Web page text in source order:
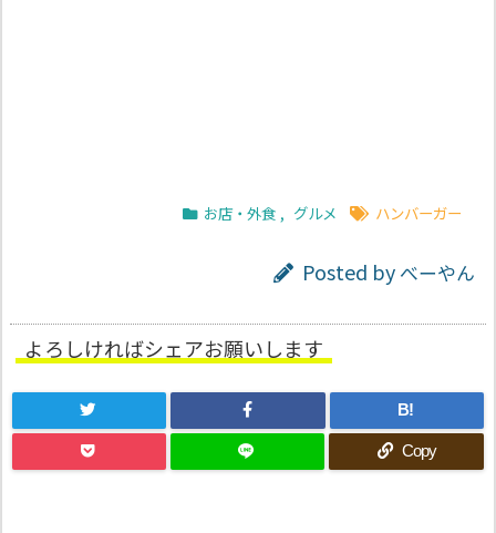
お店・外食 , グルメ ハンバーガー
Posted by べーやん
よろしければシェアお願いします
B!
Copy